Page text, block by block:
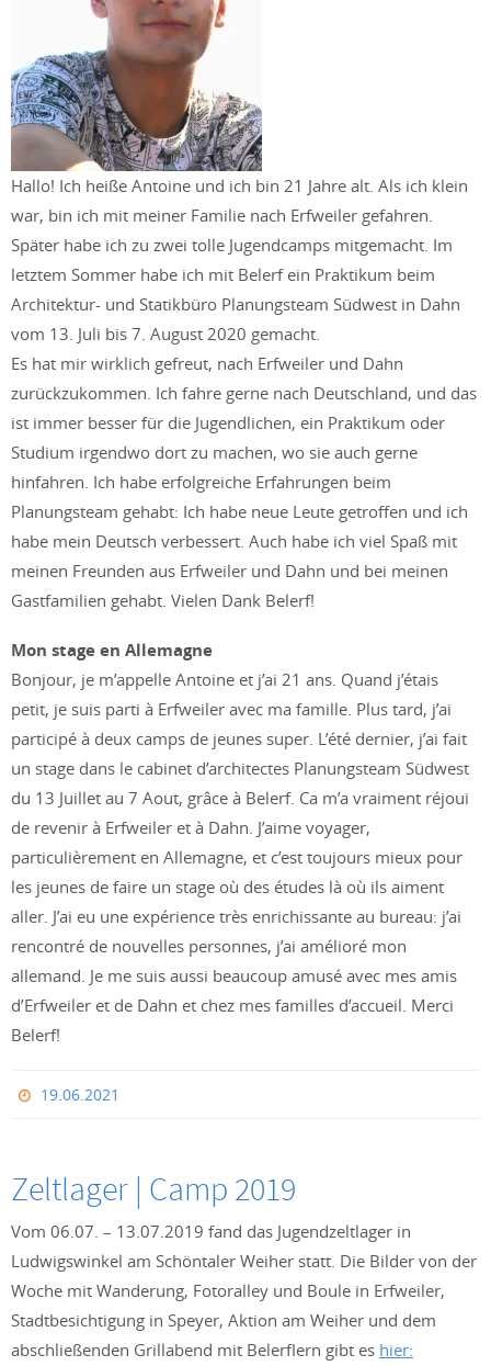
Hallo! Ich heiße Antoine und ich bin 21 Jahre alt. Als ich klein
war, bin ich mit meiner Familie nach Erfweiler gefahren.
Später habe ich zu zwei tolle Jugendcamps mitgemacht. Im
letztem Sommer habe ich mit Belerf ein Praktikum beim
Architektur- und Statikbüro Planungsteam Südwest in Dahn
vom 13. Juli bis 7. August 2020 gemacht.
Es hat mir wirklich gefreut, nach Erfweiler und Dahn
zurückzukommen. Ich fahre gerne nach Deutschland, und das
ist immer besser für die Jugendlichen, ein Praktikum oder
Studium irgendwo dort zu machen, wo sie auch gerne
hinfahren. Ich habe erfolgreiche Erfahrungen beim
Planungsteam gehabt: Ich habe neue Leute getroffen und ich
habe mein Deutsch verbessert. Auch habe ich viel Spaß mit
meinen Freunden aus Erfweiler und Dahn und bei meinen
Gastfamilien gehabt. Vielen Dank Belerf!
Mon stage en Allemagne
Bonjour, je m’appelle Antoine et j’ai 21 ans. Quand j’étais
petit, je suis parti à Erfweiler avec ma famille. Plus tard, j’ai
participé à deux camps de jeunes super. L’été dernier, j’ai fait
un stage dans le cabinet d’architectes Planungsteam Südwest
du 13 Juillet au 7 Aout, grâce à Belerf. Ca m’a vraiment réjoui
de revenir à Erfweiler et à Dahn. J’aime voyager,
particulièrement en Allemagne, et c’est toujours mieux pour
les jeunes de faire un stage où des études là où ils aiment
aller. J’ai eu une expérience très enrichissante au bureau: j’ai
rencontré de nouvelles personnes, j’ai amélioré mon
allemand. Je me suis aussi beaucoup amusé avec mes amis
d’Erfweiler et de Dahn et chez mes familles d’accueil. Merci
Belerf!
19.06.2021
Zeltlager | Camp 2019
Vom 06.07. – 13.07.2019 fand das Jugendzeltlager in
Ludwigswinkel am Schöntaler Weiher statt. Die Bilder von der
Woche mit Wanderung, Fotoralley und Boule in Erfweiler,
Stadtbesichtigung in Speyer, Aktion am Weiher und dem
abschließenden Grillabend mit Belerflern gibt es hier: